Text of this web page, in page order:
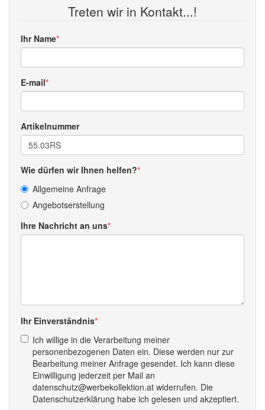
Treten wir in Kontakt...!
Ihr Name
E-mail
Artikelnummer
Wie dürfen wir Ihnen helfen?
Allgemeine Anfrage
Angebotserstellung
Ihre Nachricht an uns
Ihr Einverständnis
Ich willige in die Verarbeitung meiner
personenbezogenen Daten ein. Diese werden nur zur
Bearbeitung meiner Anfrage gesendet. Ich kann diese
Einwilligung jederzeit per Mail an
datenschutz@werbekollektion.at widerrufen. Die
Datenschutzerklärung habe ich gelesen und akzeptiert.